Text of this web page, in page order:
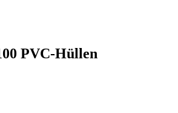
PVC-Hüllen